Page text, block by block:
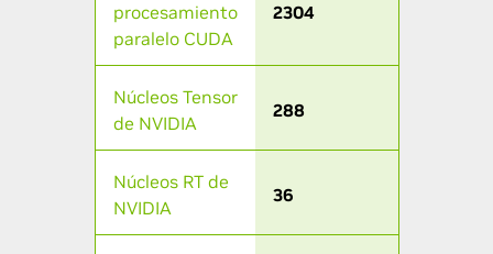
procesamiento
paralelo CUDA
2304
Núcleos Tensor
de NVIDIA
288
Núcleos RT de
NVIDIA
36